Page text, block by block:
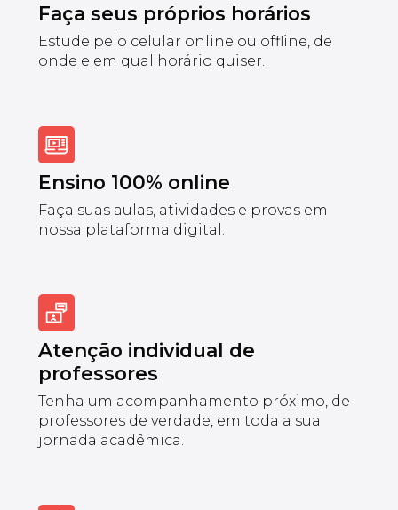
Faça seus próprios horários
Estude pelo celular online ou offline, de
onde e em qual horário quiser.
Ensino 100% online
Faça suas aulas, atividades e provas em
nossa plataforma digital.
Atenção individual de
professores
Tenha um acompanhamento próximo, de
professores de verdade, em toda a sua
jornada acadêmica.